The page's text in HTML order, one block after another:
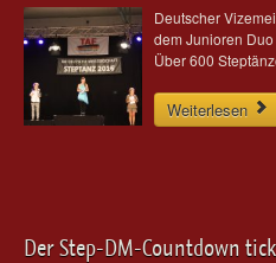
Deutscher
dem Junioren
Über 600
Weiterlesen
Der Step-DM-Countdown